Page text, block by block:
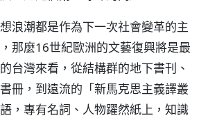
浪潮都是作為下一次社會變革的主
那麼16世紀歐洲的文藝復興將是最
台灣來看，從結構群的地下書刊、
冊，到遠流的「新馬克思主義譯叢
，專有名詞、人物躍然紙上，知識